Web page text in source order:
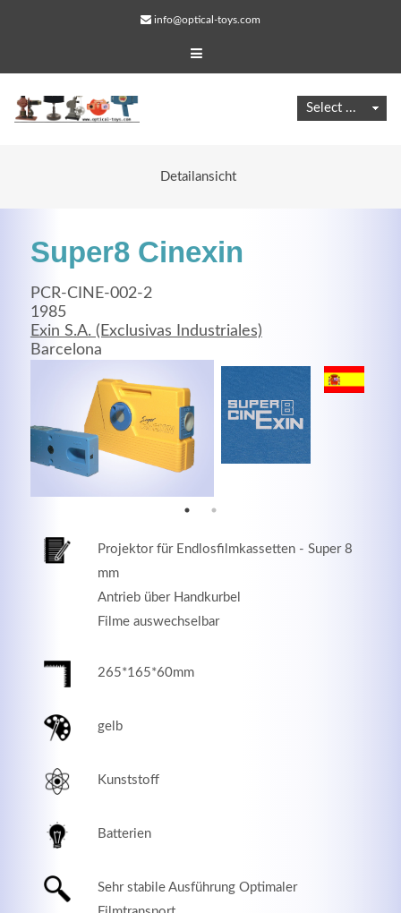
info@optical-toys.com
Detailansicht
Super8 Cinexin
PCR-CINE-002-2
1985
Exin S.A. (Exclusivas Industriales)
Barcelona
Projektor für Endlosfilmkassetten - Super 8
mm
Antrieb über Handkurbel
Filme auswechselbar
265*165*60mm
gelb
Kunststoff
Batterien
Sehr stabile Ausführung Optimaler
Web Projects
Lorem ipsum dolor sit amet, consectetuer adipiscing
elit. Aenean commodo ligula eget dolor.
MEHR INFOS
Lorem ipsum dolor sit amet, consectetuer adipiscing